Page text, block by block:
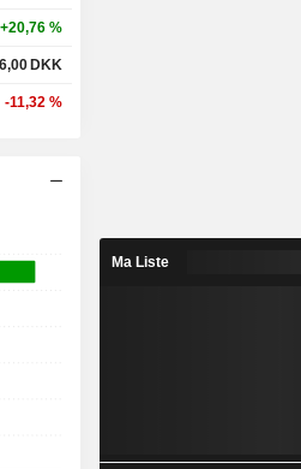
+20,76 %
DKK
-11,32 %
Ma Liste